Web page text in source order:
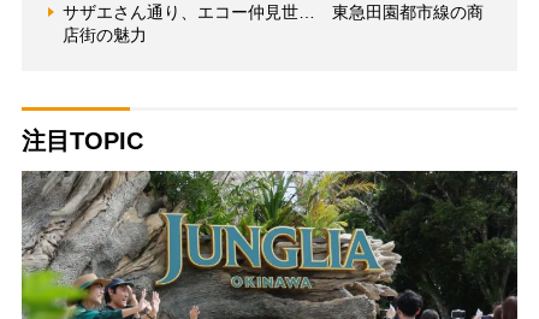
サザエさん通り、エコー仲見世… 東急田園都市線の商
店街の魅力
注目TOPIC